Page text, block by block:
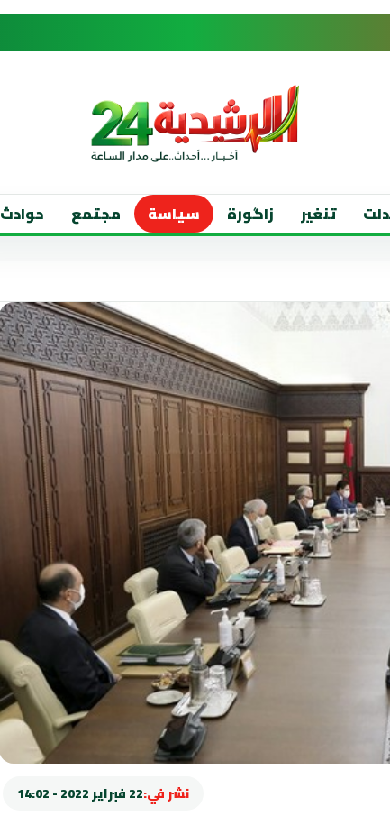
تنغير زاگورة سياسة مجتمع حوادث
نشر في:22 فبراير 2022 - 14:02